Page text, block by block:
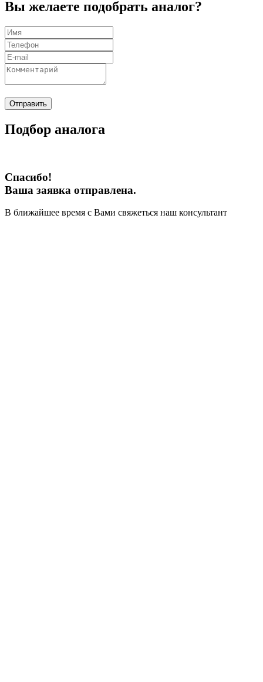
Вы желаете подобрать аналог?
Отправить
Подбор аналога
Спасибо!
Ваша заявка отправлена.
В ближайшее время с Вами свяжеться наш консультант